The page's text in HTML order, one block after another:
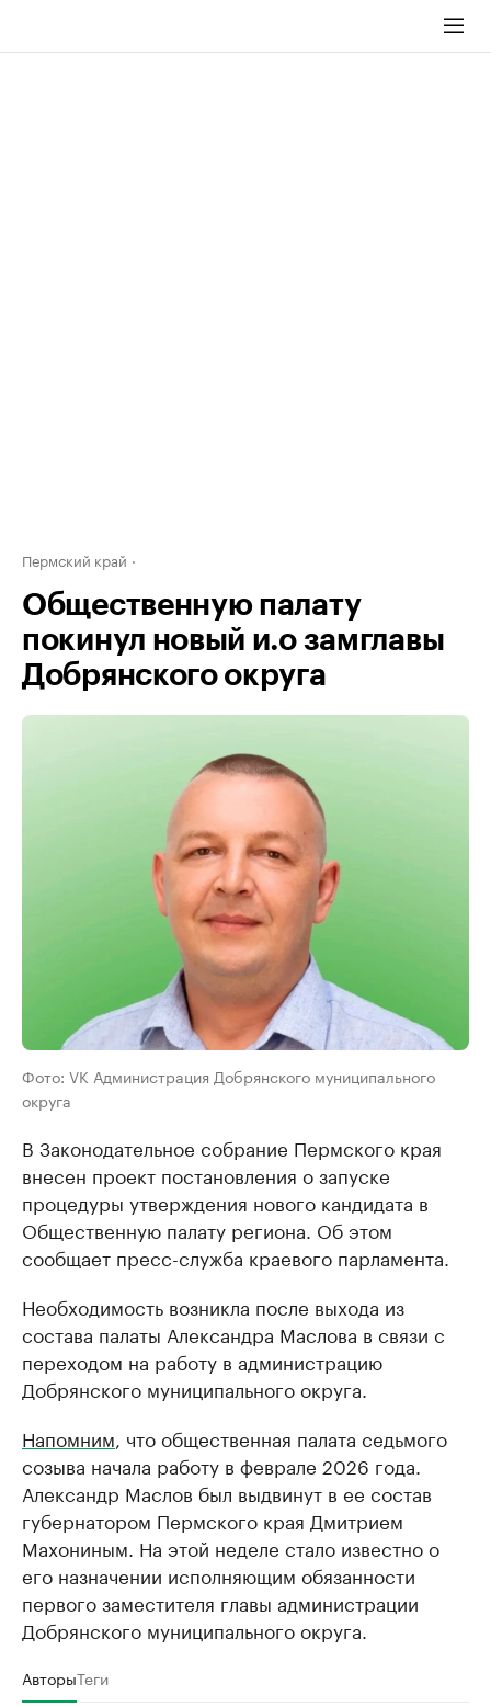
Пермский край
Общественную палату
покинул новый и.о замглавы
Добрянского округа
Фото: VK Администрация Добрянского муниципального
округа
В Законодательное собрание Пермского края
внесен проект постановления о запуске
процедуры утверждения нового кандидата в
Общественную палату региона. Об этом
сообщает пресс-служба краевого парламента.
Необходимость возникла после выхода из
состава палаты Александра Маслова в связи с
переходом на работу в администрацию
Добрянского муниципального округа.
Напомним , что общественная палата седьмого
созыва начала работу в феврале 2026 года.
Александр Маслов был выдвинут в ее состав
губернатором Пермского края Дмитрием
Махониным. На этой неделе стало известно о
его назначении исполняющим обязанности
первого заместителя главы администрации
Добрянского муниципального округа.
АвторыТеги